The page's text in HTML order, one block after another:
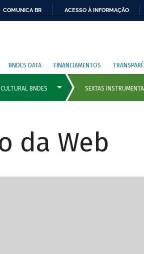
COMUNICA BR ACESSO À INFORMAÇÃO
BNDES DATA FINANCIAMENTOS
da Web